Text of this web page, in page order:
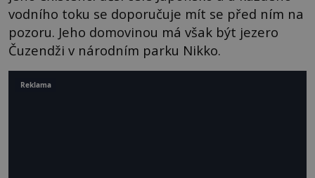
vodního toku se doporučuje mít se před ním na
pozoru. Jeho domovinou má však být jezero
Čuzendži v národním parku Nikko.
Reklama